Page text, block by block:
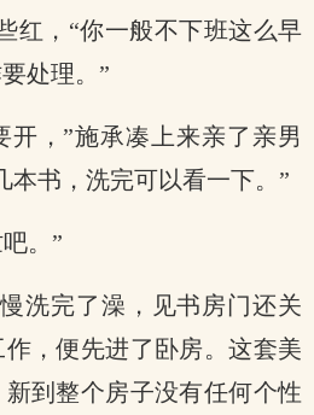
红，“你一般不下班这么早
处理。”
开，”施承凑上来亲了亲男
本书，洗完可以看一下。”
。”
洗完了澡，见书房门还关
，便先进了卧房。这套美
到整个房子没有任何个性